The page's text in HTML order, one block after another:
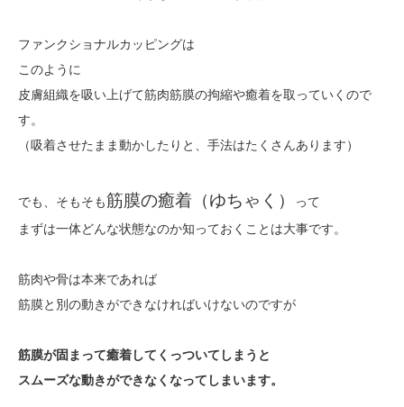
ファンクショナルカッピングは
このように
皮膚組織を吸い上げて筋肉筋膜の拘縮や癒着を取っていくので
す。
（吸着させたまま動かしたりと、手法はたくさんあります）
でも、そもそも筋膜の癒着（ゆちゃく）
って
まずは一体どんな状態なのか知っておくことは大事です。
筋肉や骨は本来であれば
筋膜と別の動きができなければいけないのですが
筋膜が固まって癒着してくっついてしまうと
スムーズな動きができなくなってしまいます。